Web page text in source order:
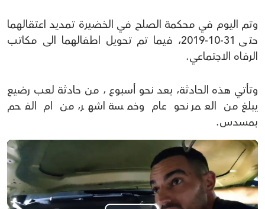
وتم اليوم في محكمة الصلح في الخضيرة تمديد اعتقالهما
حتى 31-10-2019، فيما تم تحويل اطفالهما الى مكاتب
الرفاه الاجتماعي.
وتأتي هذه الحادثة، بعد نحو أسبوع ، من حادثة لعب رضيع
يبلغ من العمر نحو عام وخمسة اشهر، من ام الفحم
بمسدس.